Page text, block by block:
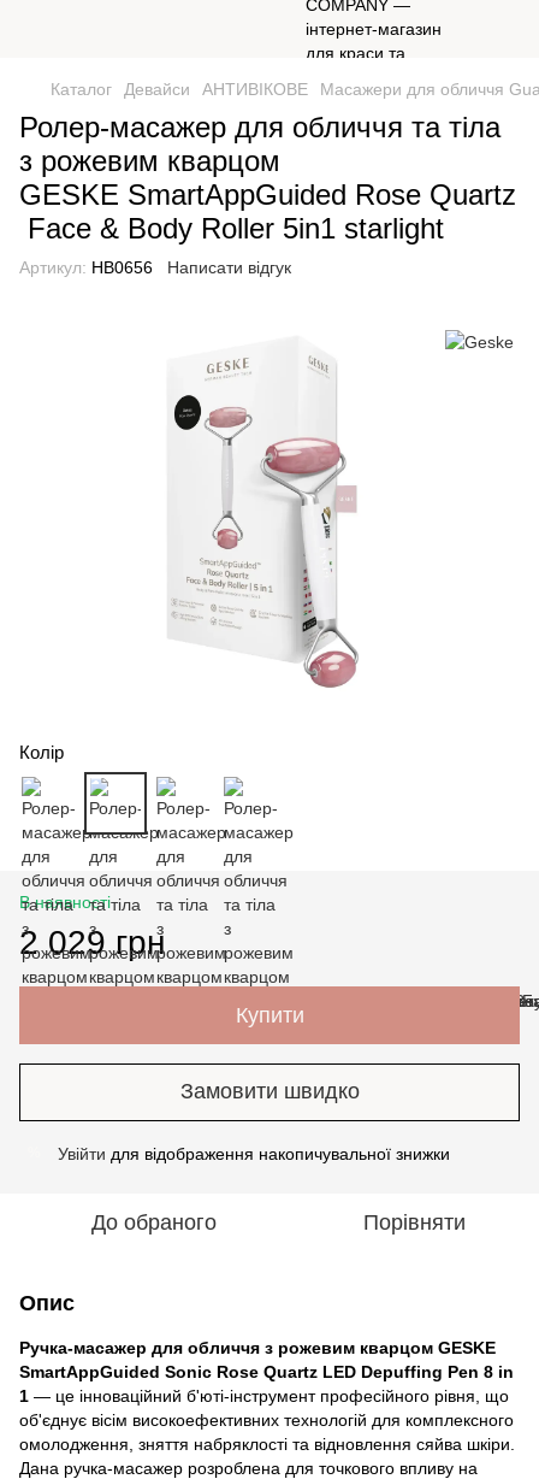
Каталог Девайси АНТИВІКОВЕ Масажери для обличчя
Ролер-масажер для обличчя та тіла
з рожевим кварцом
GESKE SmartAppGuided Rose Quartz
Face & Body Roller 5in1 starlight
Артикул: HB0656 Написати відгук
Колір
В наявності
2 029 грн
Купити
Замовити швидко
Увійти для відображення накопичувальної знижки
До обраного Порівняти
Опис
Ручка-масажер для обличчя з рожевим кварцом GESKE
SmartAppGuided Sonic Rose Quartz LED Depuffing Pen 8 in
1 — це інноваційний б'юті-інструмент професійного рівня, що
об'єднує вісім високоефективних технологій для комплексного
омолодження, зняття набряклості та відновлення сяйва шкіри.
Дана ручка-масажер розроблена для точкового впливу на